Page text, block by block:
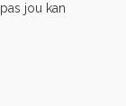
jou kan